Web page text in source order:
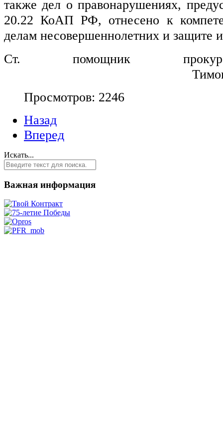
также дел о правонарушениях,
20.22 КоАП РФ, отнесено к
делам несовершеннолетних и защите
Ст. помощник
Тимонин
Просмотров: 2246
Назад
Вперед
Искать...
Важная информация